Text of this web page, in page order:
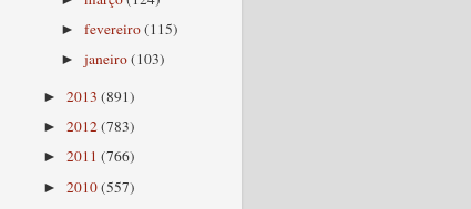
►fevereiro(115)
►janeiro(103)
► 2013 (891)
► 2012(783)
► 2011 (766)
► 2010(557)